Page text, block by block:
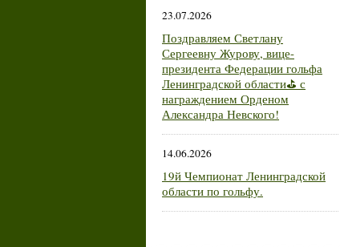
23.07.2026
Поздравляем Светлану
Сергеевну Журову, вице-
президента Федерации гольфа
Ленинградской области⛳ с
награждением Орденом
Александра Невского!
14.06.2026
19й Чемпионат Ленинградской
области по гольфу.